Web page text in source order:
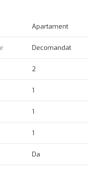
mare avantaj: stația de
distanță, iar în imediata
baruri, cafenele,
urbane active.
pentru profesioniști,
locuință modernă, într-o
RIMO te invită cu drag la
Apartament
Decomandat
2
1
1
1
Da